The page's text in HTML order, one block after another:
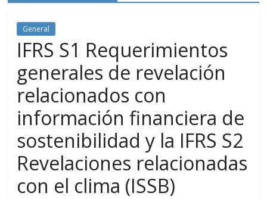
General
IFRS S1 Requerimientos
generales de revelación
relacionados con
información financiera de
sostenibilidad y la IFRS S2
Revelaciones relacionadas
con el clima (ISSB)